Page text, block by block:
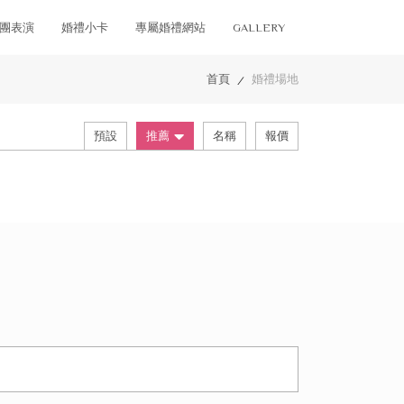
表演 婚禮小卡 專屬婚禮網站 GALLERY
首頁 / 婚禮場地
預設 推薦 名稱 報價